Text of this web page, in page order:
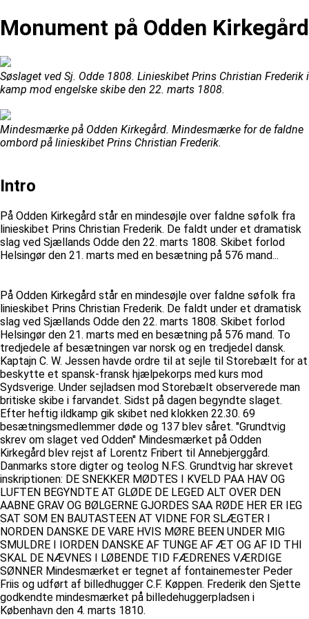
Monument på Odden Kirkegård
Søslaget ved Sj. Odde 1808. Linieskibet Prins Christian Frederik i
kamp mod engelske skibe den 22. marts 1808.
Mindesmærke på Odden Kirkegård. Mindesmærke for de faldne
ombord på linieskibet Prins Christian Frederik.
Intro
På Odden Kirkegård står en mindesøjle over faldne søfolk fra
linieskibet Prins Christian Frederik. De faldt under et dramatisk
slag ved Sjællands Odde den 22. marts 1808. Skibet forlod
Helsingør den 21. marts med en besætning på 576 mand...
På Odden Kirkegård står en mindesøjle over faldne søfolk fra
linieskibet Prins Christian Frederik. De faldt under et dramatisk
slag ved Sjællands Odde den 22. marts 1808. Skibet forlod
Helsingør den 21. marts med en besætning på 576 mand. To
tredjedele af besætningen var norsk og en tredjedel dansk.
Kaptajn C. W. Jessen havde ordre til at sejle til Storebælt for at
beskytte et spansk-fransk hjælpekorps med kurs mod
Sydsverige. Under sejladsen mod Storebælt observerede man
britiske skibe i farvandet. Sidst på dagen begyndte slaget.
Efter heftig ildkamp gik skibet ned klokken 22.30. 69
besætningsmedlemmer døde og 137 blev såret. ''Grundtvig
skrev om slaget ved Odden'' Mindesmærket på Odden
Kirkegård blev rejst af Lorentz Fribert til Annebjerggård.
Danmarks store digter og teolog N.F.S. Grundtvig har skrevet
inskriptionen: DE SNEKKER MØDTES I KVELD PAA HAV OG
LUFTEN BEGYNDTE AT GLØDE DE LEGED ALT OVER DEN
AABNE GRAV OG BØLGERNE GJORDES SAA RØDE HER ER IEG
SAT SOM EN BAUTASTEEN AT VIDNE FOR SLÆGTER I
NORDEN DANSKE DE VARE HVIS MØRE BEEN UNDER MIG
SMULDRE I IORDEN DANSKE AF TUNGE AF ÆT OG AF ID THI
SKAL DE NÆVNES I LØBENDE TID FÆDRENES VÆRDIGE
SØNNER Mindesmærket er tegnet af fontainemester Peder
Friis og udført af billedhugger C.F. Køppen. Frederik den Sjette
godkendte mindesmærket på billedehuggerpladsen i
København den 4. marts 1810.